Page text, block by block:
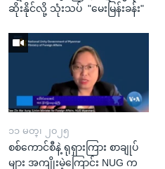
ဆိုးနိုင်လို့ သုံးသပ် "မေးမြန်းခန်း"
၁၁ မတ္၊ ၂၀၂၅
စစ်ကောင်စီနဲ့ ရုရှားကြား စာချုပ်
များ အကျိုးမဲ့ကြောင်း NUG က